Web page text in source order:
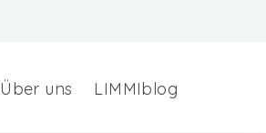
Über uns LIMMIblog